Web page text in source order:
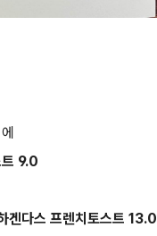
트 9.0
겐다스 프렌치토스트 13.0